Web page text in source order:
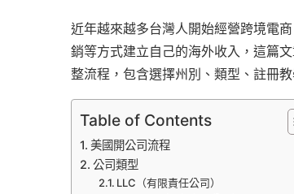
近年越來越多台灣人開始經營跨境電
銷等方式建立自己的海外收入，這篇
整流程，包含選擇州別、類型、註冊
Table of Contents
美國開公司流程
公司類型
LLC（有限責任公司）